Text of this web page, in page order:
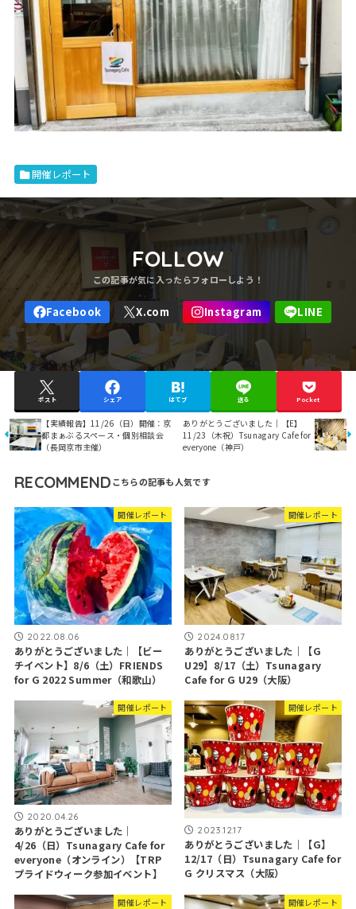
開催レポート
FOLLOW
ポスト シェア はてブ 送る Pocket
【実績報告】11/26（日）開催：京
都まぁぶるスペース・個別相談会
（長岡京市主催）
ありがとうございました｜【E】
11/23（木祝）Tsunagary Cafe for
everyone（神戸）
RECOMMEND
開催レポート
2022.08.06
ありがとうございました｜【ビー
チイベント】8/6（土）FRIENDS
for G 2022 Summer（和歌山）
開催レポート
2024.08.17
ありがとうございました｜【G
U29】8/17（土）Tsunagary
Cafe for G U29（大阪）
開催レポート
2020.04.26
ありがとうございました｜
4/26（日）Tsunagary Cafe for
everyone（オンライン）【TRP
プライドウィーク参加イベント】
開催レポート
2023.12.17
ありがとうございました｜【G】
12/17（日）Tsunagary Cafe for
G クリスマス（大阪）
開催レポート 開催レポート